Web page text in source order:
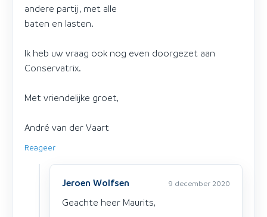
andere partij , met alle
baten en lasten.
Ik heb uw vraag ook nog even doorgezet aan
Conservatrix.
Met vriendelijke groet,
André van der Vaart
Reageer
Jeroen Wolfsen 9 december 2020
Geachte heer Maurits,